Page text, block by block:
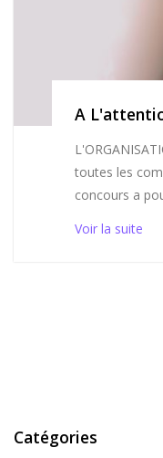
A
toutes les
concours a
Voir la suite
Catégories